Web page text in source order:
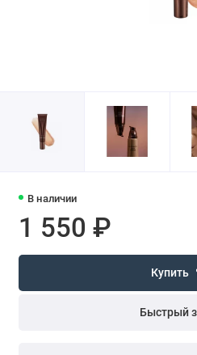
В наличии
1 550 ₽
Купить
Быстрый